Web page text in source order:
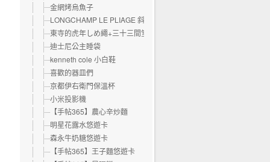
金網烤烏魚子
LONGCHAMP LE PLIAGE 斜背包
東寺的虎年しめ繩+三十三間堂的干支虎年土鈴
迪士尼公主睡袋
kenneth cole 小白鞋
喜歡的器皿們
京都伊右衛門保溫杯
小米投影機
【手帖365】農心辛炒麵
明星花露水悠遊卡
森永牛奶糖悠遊卡
【手帖365】王子麵悠遊卡